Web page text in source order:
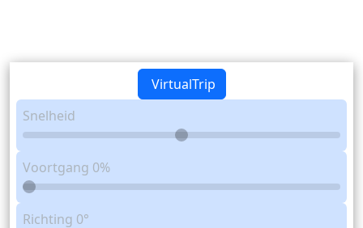
VirtualTrip
Snelheid
Voortgang 0%
Richting 0°